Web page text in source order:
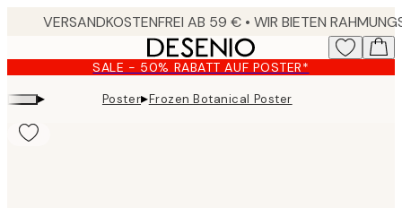
content.
SALE - 50% RABATT AUF POSTER*
▸ Poster▸Frozen Botanical Poster